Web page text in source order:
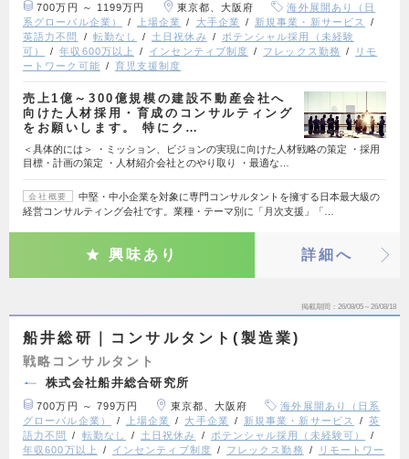
700万円 ～ 1199万円 東京都、大阪府
海外展開あり（日
系グローバル企業）
上場企業 大手企業
新規事業・新サービス
英語力不問
転勤なし 土日祝休み
ポテンシャル採用（未経験
可）
年収600万以上 インセンティブ制度 フレックス勤務
リモ
ートワーク可能
育児支援制度
売上1億～300億規模の建設不動産会社へ
向けた人材採用・育成のコンサルティング
をお願いします。 特にク…
＜具体的には＞ ・ミッション、ビジョンの実現に向けた人材戦略の策定 ・採用
目標・計画の策定 ・人材紹介会社とのやり取り ・最適な…
会社概要
中堅・中小企業を対象に専門コンサルタントを擁する日本最大級の
経営コンサルティング会社です。業種・テーマ別に「月次支援」「…
興味あり 詳細へ
掲載期間 26/08/05～26/08/18
船井総研｜コンサルタント(製造業)
戦略コンサルタント
株式会社船井総合研究所
700万円 ～ 799万円 東京都、大阪府
海外展開あり（日系
グローバル企業）
上場企業 大手企業 新規事業・新サービス
英
語力不問
転勤なし 土日祝休み
ポテンシャル採用（未経験可）
年収600万以上
インセンティブ制度 フレックス勤務 リモートワー